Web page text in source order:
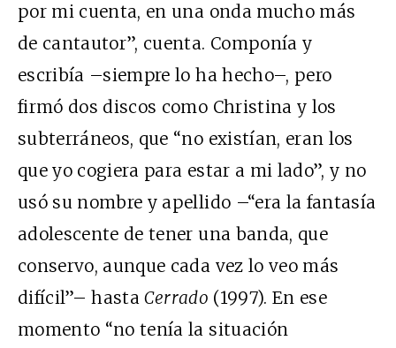
por mi cuenta, en una onda mucho más
de cantautor”, cuenta. Componía y
escribía –siempre lo ha hecho–, pero
firmó dos discos como Christina y los
subterráneos, que “no existían, eran los
que yo cogiera para estar a mi lado”, y no
usó su nombre y apellido –“era la fantasía
adolescente de tener una banda, que
conservo, aunque cada vez lo veo más
difícil”– hastaCerrado (1997). En ese
momento “no tenía la situación